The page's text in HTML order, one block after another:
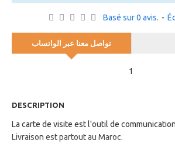
Basé sur 0 avis. -
تواصل معنا عبر الواتساب
1
DESCRIPTION
La carte de visite est l'outil de
Livraison est partout au Maroc.